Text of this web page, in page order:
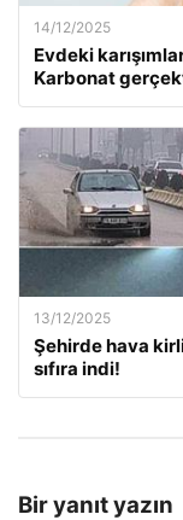
14/12/2025
Evdeki
Karbonat
13/12/2025
Şehirde hava
sıfıra indi!
Bir yanıt yazın